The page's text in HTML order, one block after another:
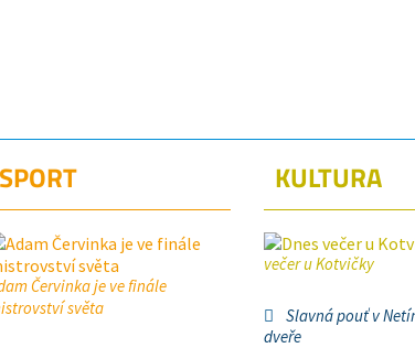
SPORT
Červinka je ve finále
světa
KULTURA
večer u Kotvičky
Slavná pouť v
dveře